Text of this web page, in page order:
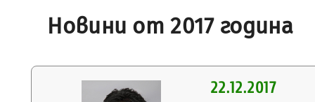
Новини от 2017 година
22.12.2017